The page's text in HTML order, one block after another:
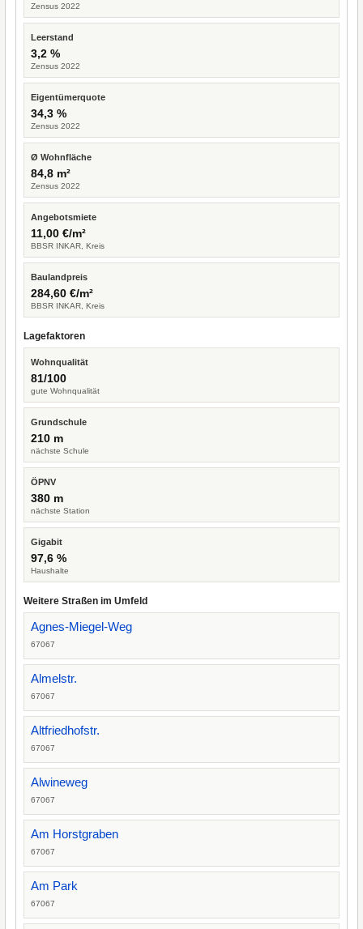
Zensus 2022
Leerstand
3,2 %
Zensus 2022
Eigentümerquote
34,3 %
Zensus 2022
Ø Wohnfläche
84,8 m²
Zensus 2022
Angebotsmiete
11,00 €/m²
BBSR INKAR, Kreis
Baulandpreis
284,60 €/m²
BBSR INKAR, Kreis
Lagefaktoren
Wohnqualität
81/100
gute Wohnqualität
Grundschule
210 m
nächste Schule
ÖPNV
380 m
nächste Station
Gigabit
97,6 %
Haushalte
Weitere Straßen im Umfeld
Agnes-Miegel-Weg
67067
Almelstr.
67067
Altfriedhofstr.
67067
Alwineweg
67067
Am Horstgraben
67067
Am Park
67067